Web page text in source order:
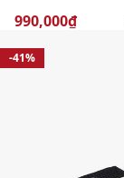
990,000₫
-41%